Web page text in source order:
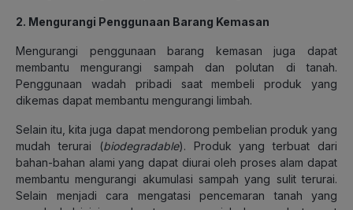
2. Mengurangi Penggunaan Barang Kemasan
Mengurangi penggunaan barang kemasan juga dapat
membantu mengurangi sampah dan polutan di tanah.
Penggunaan wadah pribadi saat membeli produk yang
dikemas dapat membantu mengurangi limbah.
Selain itu, kita juga dapat mendorong pembelian produk yang
mudah terurai (biodegradable). Produk yang terbuat dari
bahan-bahan alami yang dapat diurai oleh proses alam dapat
membantu mengurangi akumulasi sampah yang sulit terurai.
Selain menjadi cara mengatasi pencemaran tanah yang